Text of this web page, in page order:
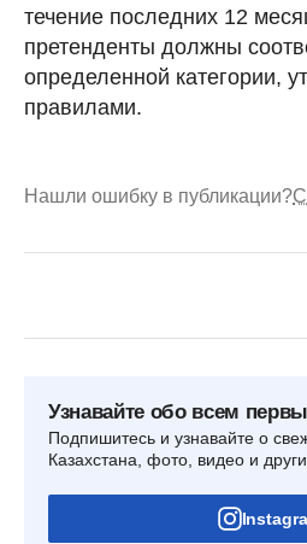
течение последних 12
претенденты должны
определенной категории,
правилами.
Нашли ошибку в публикации?
Узнавайте обо всем
Подпишитесь и узнавайте о
Казахстана, фото, видео и